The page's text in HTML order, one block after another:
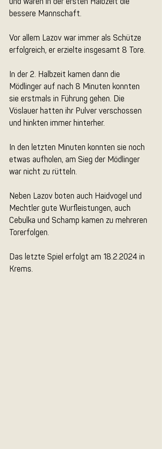
bessere Mannschaft.
Vor allem Lazov war immer als Schütze
erfolgreich, er erzielte insgesamt 8 Tore.
In der 2. Halbzeit kamen dann die
Mödlinger auf nach 8 Minuten konnten
sie erstmals in Führung gehen. Die
Vöslauer hatten ihr Pulver verschossen
und hinkten immer hinterher.
In den letzten Minuten konnten sie noch
etwas aufholen, am Sieg der Mödlinger
war nicht zu rütteln.
Neben Lazov boten auch Haidvogel und
Mechtler gute Wurfleistungen, auch
Cebulka und Schamp kamen zu mehreren
Torerfolgen.
Das letzte Spiel erfolgt am 18.2.2024 in
Krems.